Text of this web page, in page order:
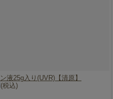
液25g入り(UVR)【清原】
(税込)